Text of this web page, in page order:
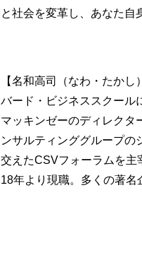
と社会を変革し、あなた自
【名和高司（なわ・たか
バード・ビジネススクール
マッキンゼーのディレクタ
ンサルティンググループの
交えたCSVフォーラムを主
18年より現職。多くの著名